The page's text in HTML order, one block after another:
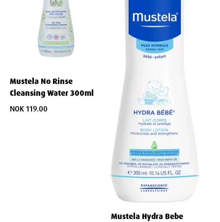
Cera Alba/Beeswax/Cire D’abeille, Persea Gratissima (Avocado) Oil,
Polyglyceryl-3 Diisostearate, Ethyl Linoleate, Helianthus Annuus
(Sunflower) Seed Oil Unsaponifiables, Magnesium Sulfate,
Stearalkonium Hectorite, Levulinic Acid, Caprylyl Glycol, Capryloyl
Glycine, Sodium Levulinate, Undecyl Dimethyl Oxazoline, Propylene
Carbonate, Persea Gratissima (Avocado) Fruit Extract.
Dimensjoner
4.5
Mustela No Rinse
Cleansing Water 300ml
NOK 119.00
Mustela Hydra Bebe